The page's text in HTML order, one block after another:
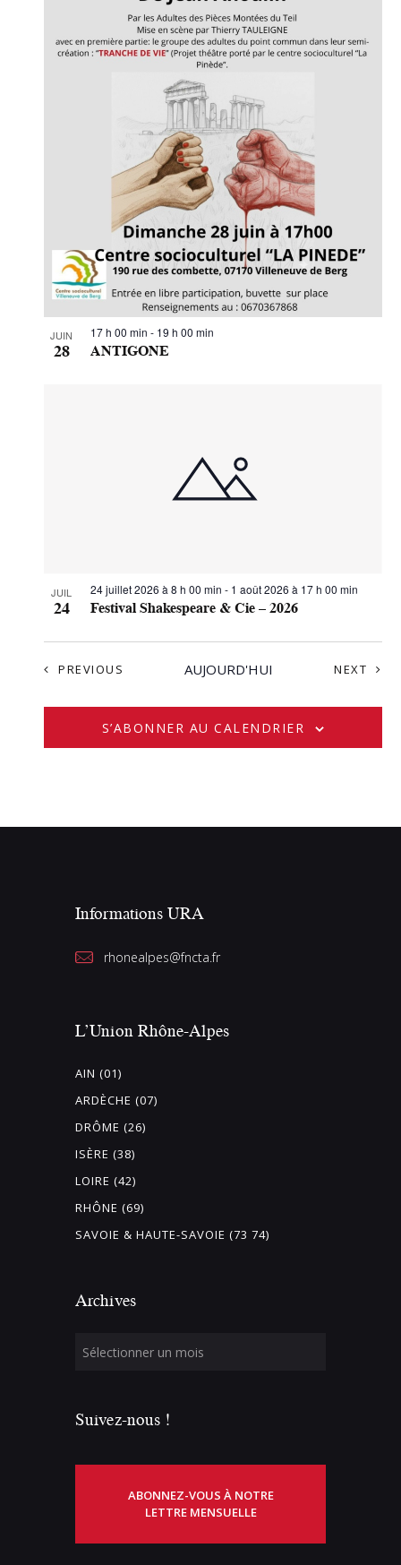
JUIN
28
17 h 00 min - 19 h 00 min
ANTIGONE
JUIL
24
24 juillet 2026 à 8 h 00 min - 1 août 2026 à 17 h 00 min
Festival Shakespeare & Cie – 2026
PREVIOUS ÉVÈNEMENTSAUJOURD'HUI NEXT
S’ABONNER AU CALENDRIER
Informations URA
rhonealpes@fncta.fr
L’Union Rhône-Alpes
AIN (01)
ARDÈCHE (07)
DRÔME (26)
ISÈRE (38)
LOIRE (42)
RHÔNE (69)
SAVOIE & HAUTE-SAVOIE (73 74)
Archives
Suivez-nous !
ABONNEZ-VOUS À NOTRE
LETTRE MENSUELLE